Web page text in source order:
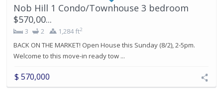
Nob Hill 1 Condo/Townhouse 3 bedroom
$570,00...
3 2 1,284 ft2
BACK ON THE MARKET! Open House this Sunday (8/2), 2-5pm.
Welcome to this move-in ready tow ...
$ 570,000